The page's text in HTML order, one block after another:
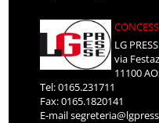
LG
via
11100
Tel: 0165.231711
Fax: 0165.1820141
E-mail